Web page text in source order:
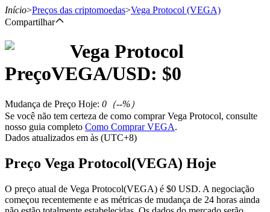
Futuros usando USDT como garantia
Início>Preços das criptomoedas>Vega Protocol (VEGA)
Compartilhar
Vega Protocol
PreçoVEGA/USD: $0
Mudança de Preço Hoje: 0 （--%）
Se você não tem certeza de como comprar Vega Protocol, consulte
nosso guia completo Como Comprar VEGA.
Dados atualizados em às (UTC+8)
Preço Vega Protocol(VEGA) Hoje
O preço atual de Vega Protocol(VEGA) é $0 USD. A negociação
começou recentemente e as métricas de mudança de 24 horas ainda